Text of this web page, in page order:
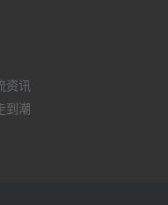
资讯
到潮